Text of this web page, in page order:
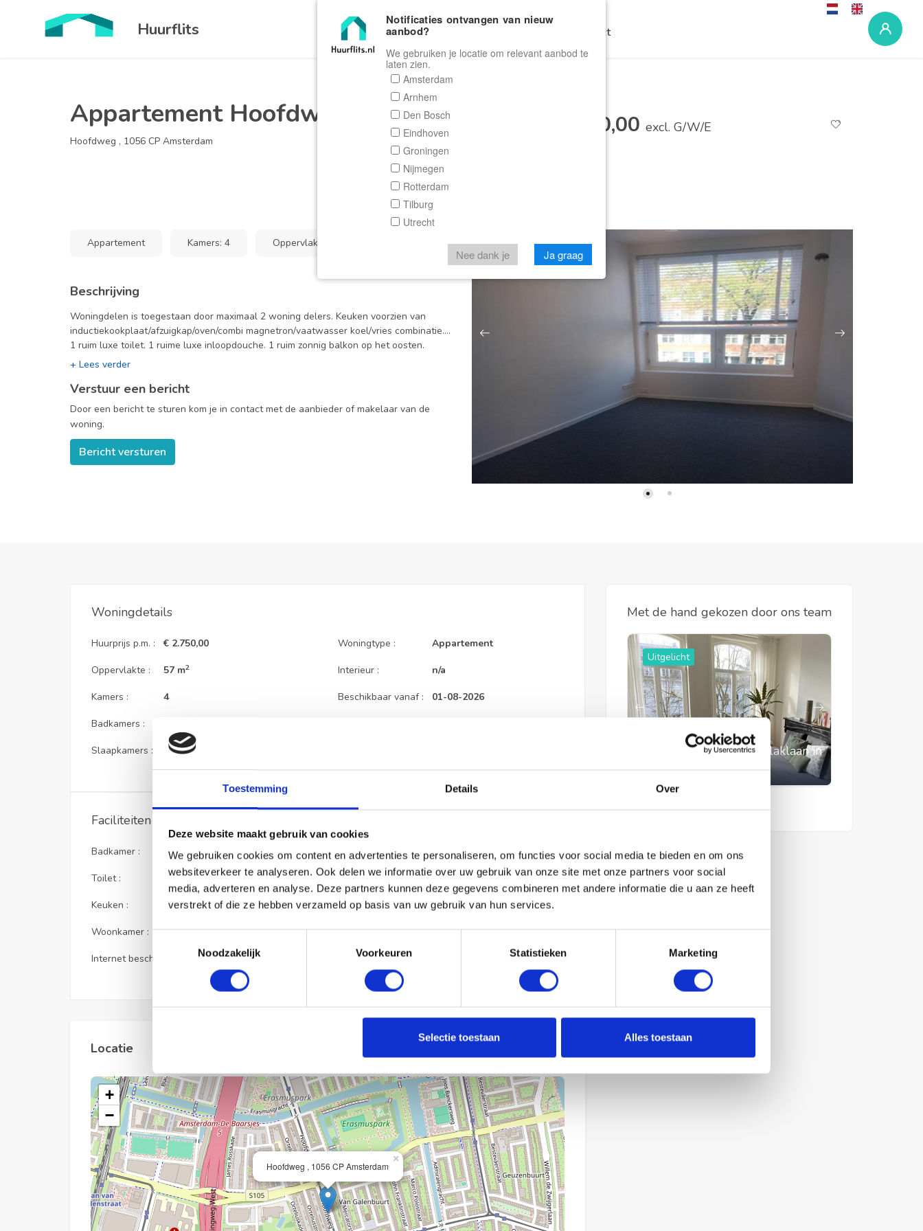
Toestemming Details Over
Deze website maakt gebruik van cookies
We gebruiken cookies om content en advertenties te personaliseren, om functies voor social media te bieden en om ons
websiteverkeer te analyseren. Ook delen we informatie over uw gebruik van onze site met onze partners voor social
media, adverteren en analyse. Deze partners kunnen deze gegevens combineren met andere informatie die u aan ze heeft
verstrekt of die ze hebben verzameld op basis van uw gebruik van hun services.
Noodzakelijk
Voorkeuren Statistieken Marketing
Selectie toestaan Alles toestaan
Huurflits Home Zoeken Contact
Appartement Hoofdweg in Amsterdam
Hoofdweg , 1056 CP Amsterdam
€ 2.750,00 excl. G/W/E
Appartement Kamers: 4 Oppervlakte: 57 m
Beschrijving
Woningdelen is toegestaan door maximaal 2 woning delers. Keuken voorzien van
inductiekookplaat/afzuigkap/oven/combi magnetron/vaatwasser koel/vries combinatie.
1 ruim luxe toilet. 1 ruime luxe inloopdouche. 1 ruim zonnig balkon op het oosten.
Ramen voorzien van zonwerende luxaflex Op de 2e verdieping met 3 ruime
kookplaat, afzuigkap, koel/vriescombinatie en een oven/magnetron. Een ruime inloop
douche. Een ruim apart toilet. Een super zonnig balkon op het oosten.
Verstuur een bericht
Door een bericht te sturen kom je in contact met de aanbieder of makelaar van de
woning.
Bericht versturen
Woningdetails
Huurprijs p.m. :
Oppervlakte :
Kamers :
Badkamers :
Slaapkamers :
€ 2.750,00
57 m2
4
3
Woningtype :
Interieur :
Beschikbaar vanaf :
Appartement
n/a
01-08-2026
Faciliteiten
Badkamer :
Toilet :
Keuken :
Woonkamer :
Internet beschikbaar :
Privé
Privé
Privé
Privé
Ja
Huisdieren :
Roken :
Parkeerplaats :
Fietsenstalling :
Verboden
Toegestaan
Niet beschikbaar
Niet beschikbaar
Locatie
Hoofdweg , 1056 CP Amsterdam
×
+
−
Met de hand gekozen door ons team
Jongewaardkade in Amsterdam
Uitgelicht
Appartement Henri Polaklaan in
Amsterdam
Notificaties ontvangen van nieuw
aanbod?
We gebruiken je locatie om relevant aanbod te
laten zien.
Amsterdam
Arnhem
Den Bosch
Eindhoven
Groningen
Nijmegen
Rotterdam
Tilburg
Utrecht
Nee dank je Ja graag